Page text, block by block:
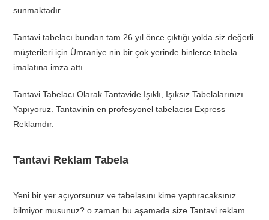
sunmaktadır.
Tantavi tabelacı bundan tam 26 yıl önce çıktığı yolda siz değerli
müşterileri için Ümraniye nin bir çok yerinde binlerce tabela
imalatına imza attı.
Tantavi Tabelacı Olarak Tantavide Işıklı, Işıksız Tabelalarınızı
Yapıyoruz. Tantavinin en profesyonel tabelacısı Express
Reklamdır.
Tantavi Reklam Tabela
Yeni bir yer açıyorsunuz ve tabelasını kime yaptıracaksınız
bilmiyor musunuz? o zaman bu aşamada size Tantavi reklam